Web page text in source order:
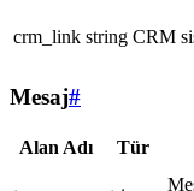
crm_link string CRM
Mesaj#
Alan Adı Tür